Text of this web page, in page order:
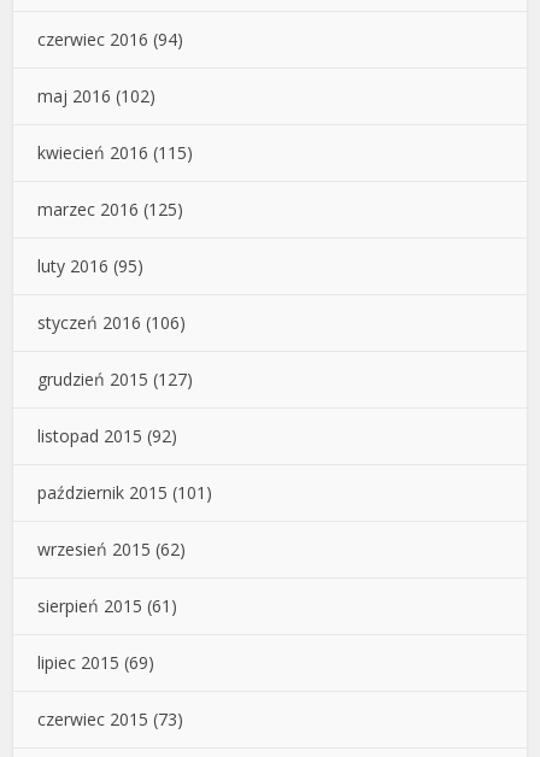
czerwiec 2016 (94)
maj 2016 (102)
kwiecień 2016 (115)
marzec 2016 (125)
luty 2016 (95)
styczeń 2016 (106)
grudzień 2015 (127)
listopad 2015 (92)
październik 2015 (101)
wrzesień 2015 (62)
sierpień 2015 (61)
lipiec 2015 (69)
czerwiec 2015 (73)